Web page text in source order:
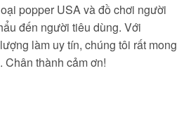
popper USA và đồ chơi người
đến người tiêu dùng. Với
làm uy tín, chúng tôi rất mong
Chân thành cảm ơn!